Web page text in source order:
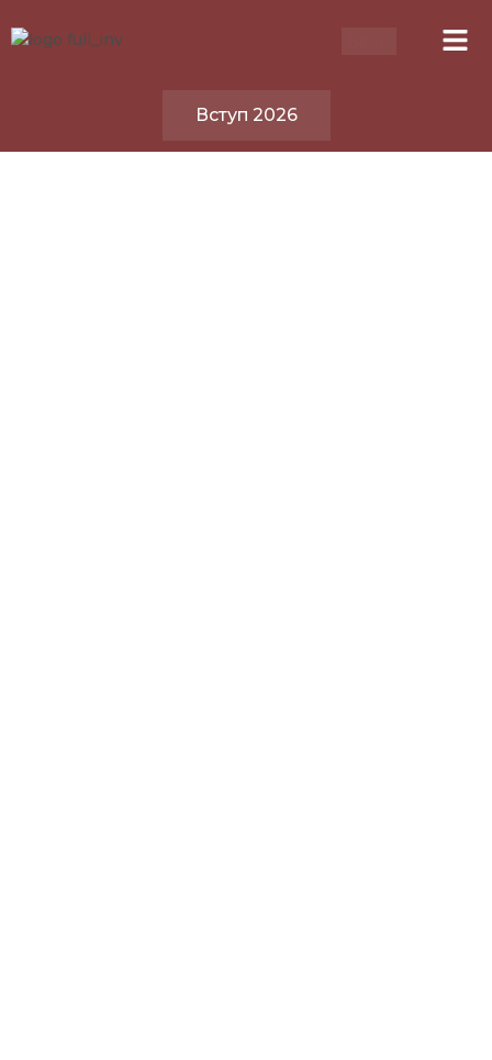
Вступ 2026